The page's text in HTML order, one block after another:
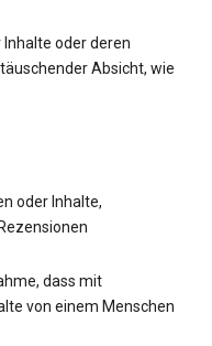
oder deren
Absicht, wie
oder Inhalte,
dass mit
von einem Menschen